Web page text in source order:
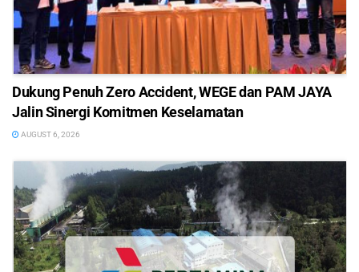
Dukung Penuh Zero Accident, WEGE dan PAM JAYA
Jalin Sinergi Komitmen Keselamatan
AUGUST 6, 2026